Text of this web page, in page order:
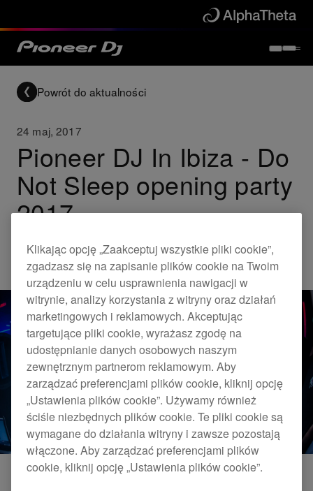
Powrót do aktualności
24 maj, 2017
Pioneer DJ In Ibiza - Do
Not Sleep opening party
2017
Others
Klikając opcję „Zaakceptuj wszystkie pliki cookie”,
zgadzasz się na zapisanie plików cookie na Twoim
urządzeniu w celu usprawnienia nawigacji w
witrynie, analizy korzystania z witryny oraz działań
marketingowych i reklamowych. Akceptując
targetujące pliki cookie, wyrażasz zgodę na
udostępnianie danych osobowych naszym
zewnętrznym partnerom reklamowym. Aby
zarządzać preferencjami plików cookie, kliknij opcję
„Ustawienia plików cookie”. Używamy również
ściśle niezbędnych plików cookie. Te pliki cookie są
wymagane do działania witryny i zawsze pozostają
włączone. Aby zarządzać preferencjami plików
cookie, kliknij opcję „Ustawienia plików cookie”.